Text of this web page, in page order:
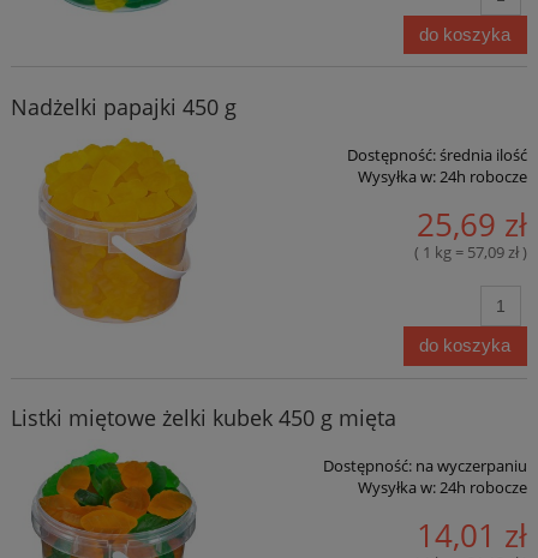
do koszyka
Nadżelki papajki 450 g
Dostępność:średnia ilość
Wysyłka w:24h robocze
25,69 zł
( 1 kg = 57,09 zł )
do koszyka
Listki miętowe żelki kubek 450 g mięta
Dostępność: na wyczerpaniu
Wysyłka w:24h robocze
14,01 zł